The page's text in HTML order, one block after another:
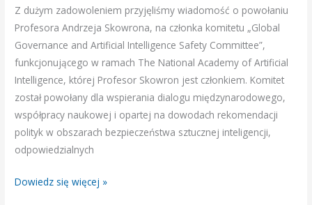
Z dużym zadowoleniem przyjęliśmy wiadomość o powołaniu
Profesora Andrzeja Skowrona, na członka komitetu „Global
Governance and Artificial Intelligence Safety Committee”,
funkcjonującego w ramach The National Academy of Artificial
Intelligence, której Profesor Skowron jest członkiem. Komitet
został powołany dla wspierania dialogu międzynarodowego,
współpracy naukowej i opartej na dowodach rekomendacji
polityk w obszarach bezpieczeństwa sztucznej inteligencji,
odpowiedzialnych
Artificial
Intelligence
Safety
Committee
National
Academy
of
Artificial
Intelligence
Dowiedz się więcej »